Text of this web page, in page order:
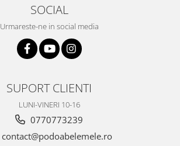
SOCIAL
Urmareste-ne in social media
SUPORT CLIENTI
LUNI-VINERI 10-16
0770773239
contact@podoabelemele.ro